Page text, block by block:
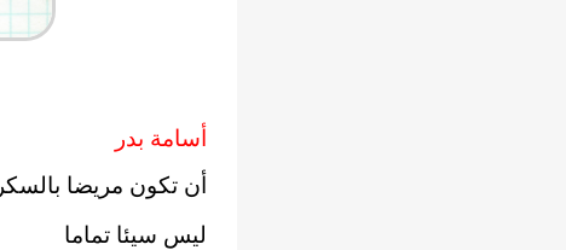
أسامة بدر
أن تكون مريضا بالسكر
ليس سيئا تماما